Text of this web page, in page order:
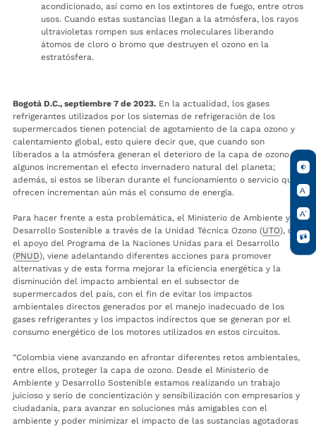
acondicionado, así como en los extintores de fuego, entre otros
usos. Cuando estas sustancias llegan a la atmósfera, los rayos
ultravioletas rompen sus enlaces moleculares liberando
átomos de cloro o bromo que destruyen el ozono en la
estratósfera.
Bogotá D.C., septiembre 7 de 2023. En la actualidad, los gases
refrigerantes utilizados por los sistemas de refrigeración de los
supermercados tienen potencial de agotamiento de la capa ozono y
calentamiento global, esto quiere decir que, que cuando son
liberados a la atmósfera generan el deterioro de la capa de ozono y
algunos incrementan el efecto invernadero natural del planeta;
además, si estos se liberan durante el funcionamiento o servicio que
ofrecen incrementan aún más el consumo de energía.
Para hacer frente a esta problemática, el Ministerio de Ambiente y
Desarrollo Sostenible a través de la Unidad Técnica Ozono (UTO), con
el apoyo del Programa de la Naciones Unidas para el Desarrollo
(PNUD), viene adelantando diferentes acciones para promover
alternativas y de esta forma mejorar la eficiencia energética y la
disminución del impacto ambiental en el subsector de
supermercados del país, con el fin de evitar los impactos
ambientales directos generados por el manejo inadecuado de los
gases refrigerantes y los impactos indirectos que se generan por el
consumo energético de los motores utilizados en estos circuitos.
“Colombia viene avanzando en afrontar diferentes retos ambientales,
entre ellos, proteger la capa de ozono. Desde el Ministerio de
Ambiente y Desarrollo Sostenible estamos realizando un trabajo
juicioso y serio de concientización y sensibilización con empresarios y
ciudadanía, para avanzar en soluciones más amigables con el
ambiente y poder minimizar el impacto de las sustancias agotadoras